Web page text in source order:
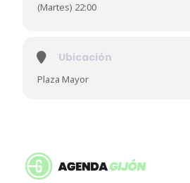
(Martes) 22:00
Ubicación
Plaza Mayor